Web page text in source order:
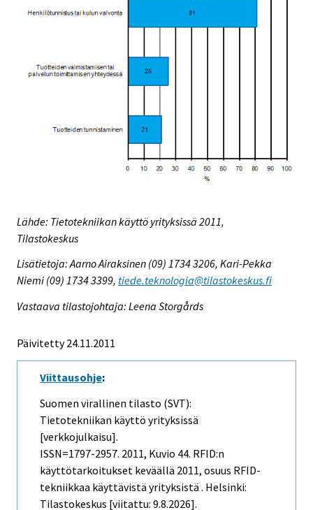
Lähde: Tietotekniikan käyttö yrityksissä 2011,
Tilastokeskus
Lisätietoja: Aarno Airaksinen (09) 1734 3206, Kari-Pekka
Niemi (09) 1734 3399, tiede.teknologia@tilastokeskus.fi
Vastaava tilastojohtaja: Leena Storgårds
Päivitetty 24.11.2011
Viittausohje:
Suomen virallinen tilasto (SVT):
Tietotekniikan käyttö yrityksissä
[verkkojulkaisu].
ISSN=1797-2957. 2011, Kuvio 44. RFID:n
käyttötarkoitukset keväällä 2011, osuus RFID-
tekniikkaa käyttävistä yrityksistä . Helsinki:
Tilastokeskus [viitattu: 9.8.2026].